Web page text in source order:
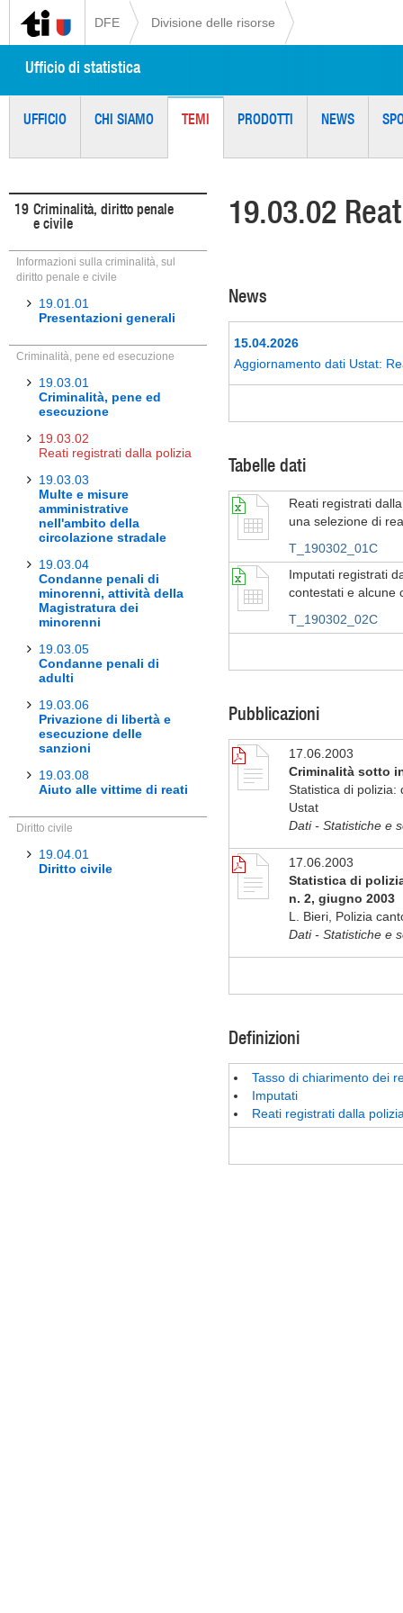
DFE Divisione delle risorse
Ufficio di statistica
UFFICIO CHI SIAMO TEMI PRODOTTI NEWS
19 Criminalità, diritto penale
e civile
Informazioni sulla criminalità, sul
diritto penale e civile
19.01.01
Presentazioni generali
Criminalità, pene ed esecuzione
19.03.01
Criminalità, pene ed
esecuzione
19.03.02
Reati registrati dalla polizia
19.03.03
Multe e misure
amministrative
nell'ambito della
circolazione stradale
19.03.04
Condanne penali di
minorenni, attività della
Magistratura dei
minorenni
19.03.05
Condanne penali di
adulti
19.03.06
Privazione di libertà e
esecuzione delle
sanzioni
19.03.08
Aiuto alle vittime di reati
Diritto civile
19.04.01
Diritto civile
19.03.02
News
15.04.2026
Aggiornamento dati Ustat:
Tabelle dati
Reati registrati
una selezione di
T_190302_01C
Imputati registrati
contestati e alcune
T_190302_02C
Pubblicazioni
17.06.2003
Criminalità sotto
Statistica di polizia:
Ustat
Dati - Statistiche e
17.06.2003
Statistica di
n. 2, giugno 2003
L. Bieri, Polizia
Dati - Statistiche e
Definizioni
Tasso di chiarimento dei
Imputati
Reati registrati dalla